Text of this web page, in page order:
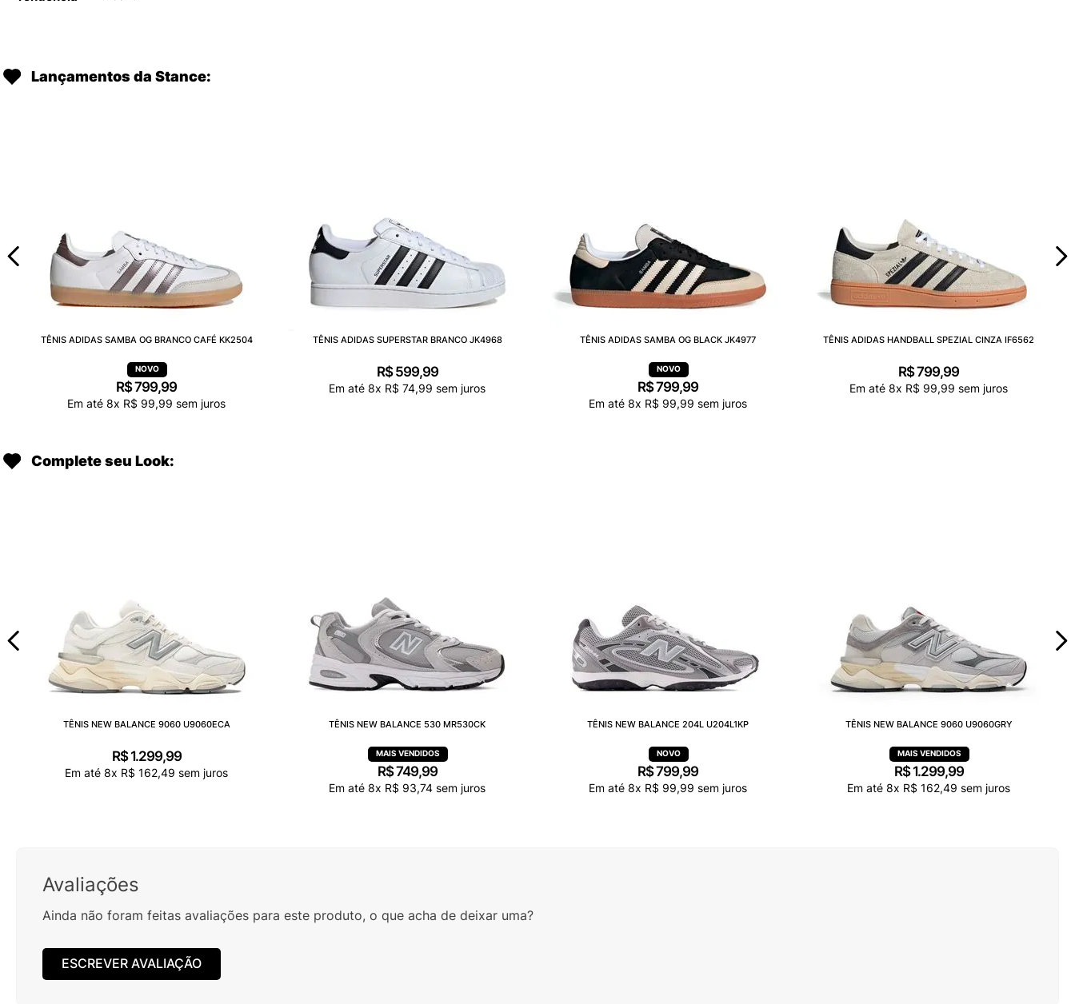
Lançamentos da Stance:
TÊNIS ADIDAS SAMBA OG BRANCO CAFÉ KK2504
R$799,99
Em até 8x R$ 99,99 sem juros
TÊNIS ADIDAS SUPERSTAR BRANCO JK4968
R$ 599,99
Em até 8x R$ 74,99 sem juros
TÊNIS ADIDAS SAMBA OG BLACK JK4977
R$799,99
Em até 8x R$ 99,99 sem juros
TÊNIS ADIDAS HANDBALL SPEZIAL CINZA IF6562
R$799,99
Em até 8x R$ 99,99 sem juros
Complete seu Look:
TÊNIS NEW BALANCE 9060 U9060ECA
R$ 1.299,99
Em até 8x R$ 162,49 sem juros
TÊNIS NEW BALANCE 530 MR530CK
R$749,99
Em até 8x R$ 93,74 sem juros
TÊNIS NEW BALANCE 204L U204L1KP
R$799,99
Em até 8x R$ 99,99 sem juros
TÊNIS NEW BALANCE 9060 U9060GRY
R$ 1.299,99
Em até 8x R$ 162,49 sem juros
Avaliações
Ainda não foram feitas avaliações para este produto, o que acha de deixar uma?
ESCREVER AVALIAÇÃO